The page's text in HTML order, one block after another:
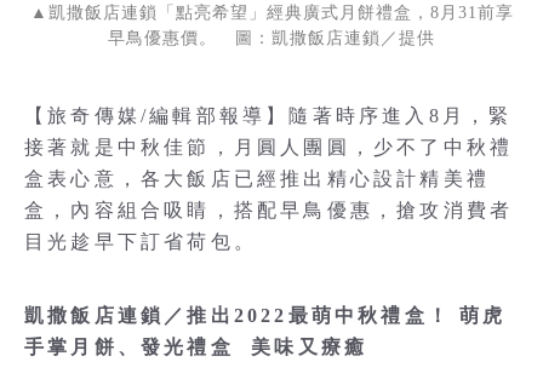
▲凱撒飯店連鎖「點亮希望」經典廣式月餅禮盒，8月31前享
早鳥優惠價。 圖：凱撒飯店連鎖／提供
【旅奇傳媒/編輯部報導】隨著時序進入8月，緊
接著就是中秋佳節，月圓人團圓，少不了中秋禮
盒表心意，各大飯店已經推出精心設計精美禮
盒，內容組合吸睛，搭配早鳥優惠，搶攻消費者
目光趁早下訂省荷包。
凱撒飯店連鎖／推出2022最萌中秋禮盒！ 萌虎
手掌月餅、發光禮盒 美味又療癒